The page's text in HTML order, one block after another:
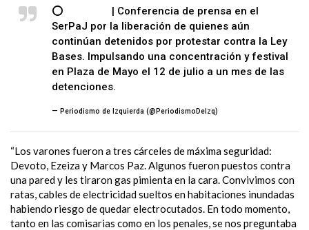
⭕
| Conferencia de prensa en el
SerPaJ por la liberación de quienes aún
continúan detenidos por protestar contra la Ley
Bases. Impulsando una concentración y festival
en Plaza de Mayo el 12 de julio a un mes de las
detenciones.
— Periodismo de Izquierda (@PeriodismoDeIzq)
“Los varones fueron a tres cárceles de máxima seguridad:
Devoto, Ezeiza y Marcos Paz. Algunos fueron puestos contra
una pared y les tiraron gas pimienta en la cara. Convivimos con
ratas, cables de electricidad sueltos en habitaciones inundadas
habiendo riesgo de quedar electrocutados. En todo momento,
tanto en las comisarias como en los penales, se nos preguntaba